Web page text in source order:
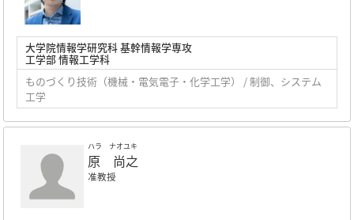
大学院情報学研究科 基幹情報学専攻
工学部 情報工学科
ものづくり技術（機械・電気電子・化学工学） / 制御、システム
工学
ハラ ナオユキ
原 尚之
准教授